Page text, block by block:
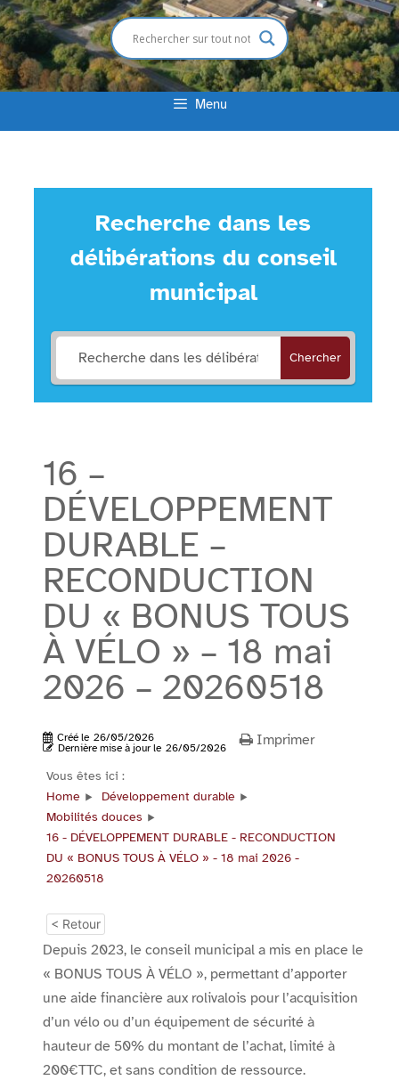
Menu
Recherche dans les
délibérations du conseil
municipal
Chercher
16 –
DÉVELOPPEMENT
DURABLE –
RECONDUCTION
DU « BONUS TOUS
À VÉLO » – 18 mai
2026 – 20260518
Créé le 26/05/2026
Dernière mise à jour le 26/05/2026 Imprimer
Vous êtes ici :
Home
Développement durable
Mobilités douces
16 - DÉVELOPPEMENT DURABLE - RECONDUCTION
DU « BONUS TOUS À VÉLO » - 18 mai 2026 -
20260518
< Retour
Depuis 2023, le conseil municipal a mis en place le
« BONUS TOUS À VÉLO », permettant d’apporter
une aide financière aux rolivalois pour l’acquisition
d’un vélo ou d’un équipement de sécurité à
hauteur de 50% du montant de l’achat, limité à
200€TTC, et sans condition de ressource.